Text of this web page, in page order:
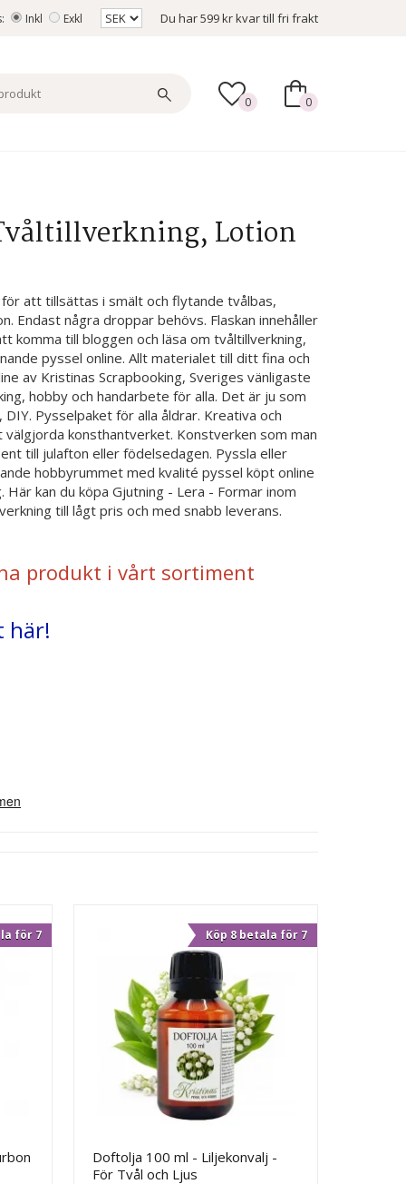
Inkl Exkl Du har599 krkvar till fri frakt
0 0
Lotion
att tillsättas i smält och flytande tvålbas,
Endast några droppar behövs. Flaskan innehåller
komma till bloggen och läsa om tvåltillverkning,
pyssel online. Allt materialet till ditt fina och
av Kristinas Scrapbooking, Sveriges vänligaste
hobby och handarbete för alla. Det är ju som
Pysselpaket för alla åldrar. Kreativa och
konsthantverket. Konstverken som man
till julafton eller födelsedagen. Pyssla eller
hobbyrummet med kvalité pyssel köpt online
kan du köpa Gjutning - Lera - Formar inom
till lågt pris och med snabb leverans.
produkt i vårt sortiment
här!
för 7 Köp 8 betala för 7
Doftolja 100 ml - Liljekonvalj -
För Tvål och Ljus